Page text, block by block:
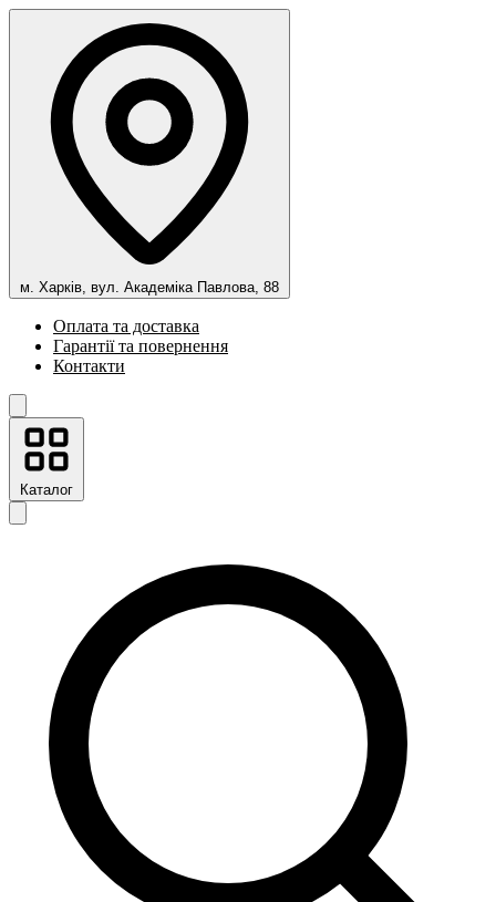
м. Харків, вул. Академіка Павлова, 88
Оплата та доставка
Гарантії та повернення
Контакти
Каталог